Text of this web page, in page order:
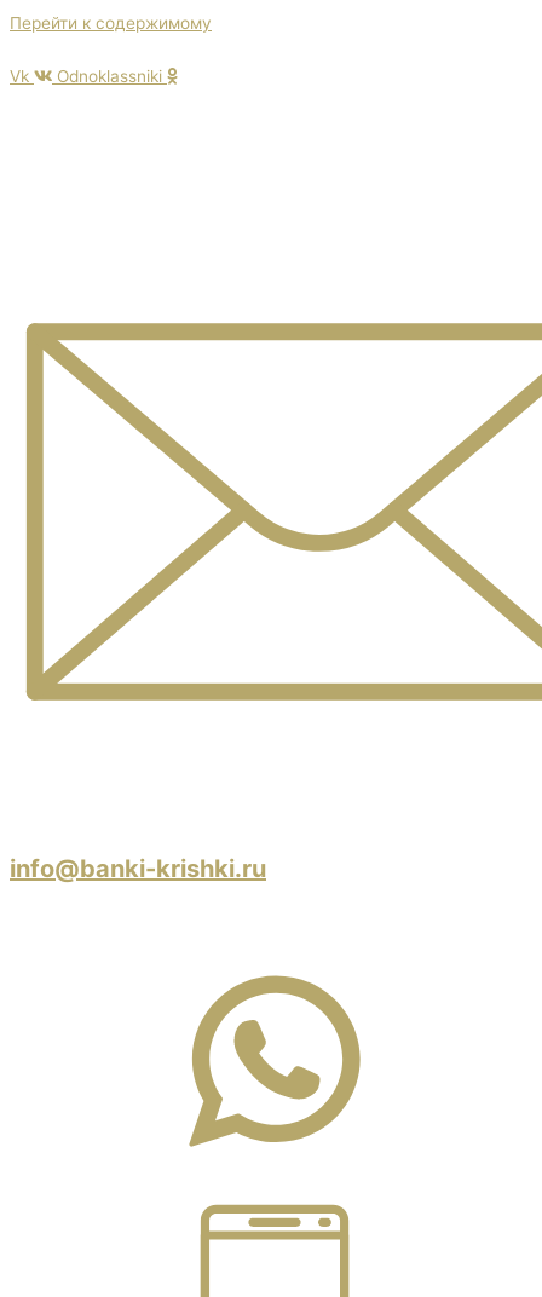
Перейти к содержимому
Vk
Odnoklassniki
info@banki-krishki.ru